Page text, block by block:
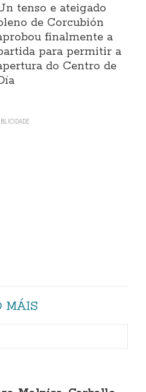
tenso e ateigado
de Corcubión
finalmente a
para permitir a
do Centro de
MÁIS